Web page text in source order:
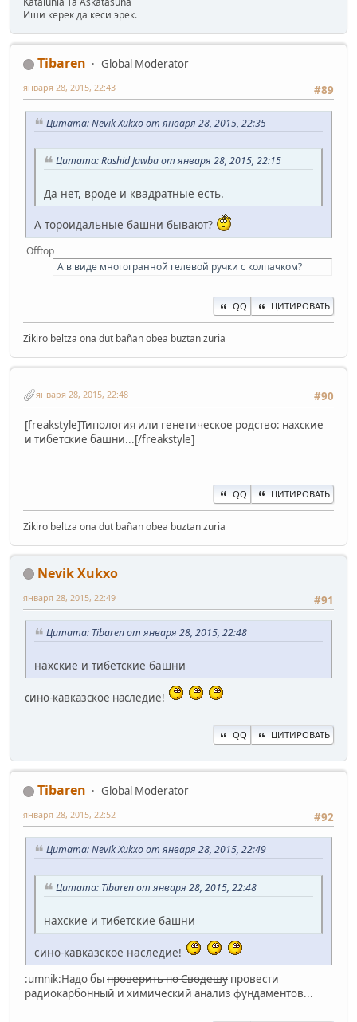
Иши керек да кеси эрек.
Tibaren
Global Moderator
#89
января 28, 2015, 22:43
Цитата: Nevik Xukxo от января 28, 2015, 22:35
Цитата: Rashid Jawba от января 28, 2015, 22:15
Да нет, вроде и квадратные есть.
А тороидальные башни бывают?
Offtop
А в виде многогранной гелевой ручки с колпачком?
QQ ЦИТИРОВАТЬ
Zikiro beltza ona dut bañan obea buztan zuria
#90
января 28, 2015, 22:48
[freakstyle]Типология или генетическое родство: нахские
и тибетские башни...[/freakstyle]
QQ ЦИТИРОВАТЬ
Zikiro beltza ona dut bañan obea buztan zuria
Nevik Xukxo
#91
января 28, 2015, 22:49
Цитата: Tibaren от января 28, 2015, 22:48
нахские и тибетские башни
сино-кавказское наследие!
QQ ЦИТИРОВАТЬ
Tibaren
Global Moderator
#92
января 28, 2015, 22:52
Цитата: Nevik Xukxo от января 28, 2015, 22:49
Цитата: Tibaren от января 28, 2015, 22:48
нахские и тибетские башни
сино-кавказское наследие!
:umnik:Надо быпроверить по Сводешу провести
радиокарбонный и химический анализ фундаментов...